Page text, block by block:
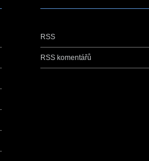
RSS
RSS komentářů